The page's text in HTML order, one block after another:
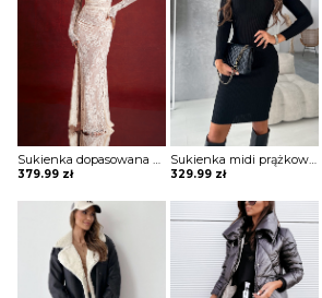
Sukienka dopasowana koronkowa Burcin
379.99 zł
Sukienka midi prążkowana Adalciza
329.99 zł